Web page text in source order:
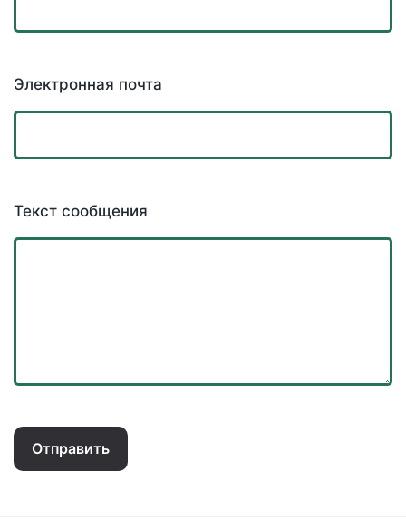
Электронная почта
Текст сообщения
Отправить